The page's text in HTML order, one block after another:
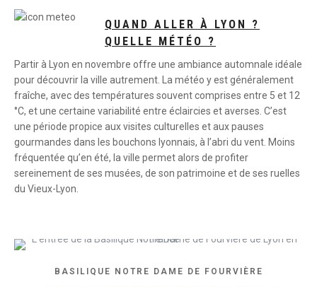
QUAND ALLER À LYON ?
QUELLE MÉTÉO ?
Partir à Lyon en novembre offre une ambiance automnale idéale
pour découvrir la ville autrement. La météo y est généralement
fraîche, avec des températures souvent comprises entre 5 et 12
°C, et une certaine variabilité entre éclaircies et averses. C’est
une période propice aux visites culturelles et aux pauses
gourmandes dans les bouchons lyonnais, à l’abri du vent. Moins
fréquentée qu’en été, la ville permet alors de profiter
sereinement de ses musées, de son patrimoine et de ses ruelles
du Vieux-Lyon.
BASILIQUE NOTRE DAME DE FOURVIÈRE